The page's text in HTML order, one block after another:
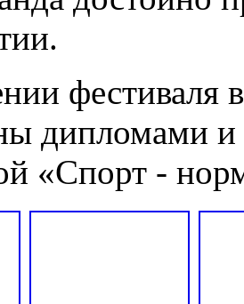
фестиваля
дипломами и
«Спорт -